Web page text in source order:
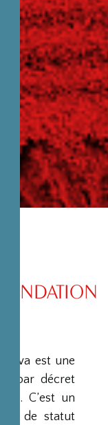
est une
par décret
C’est un
et de statut